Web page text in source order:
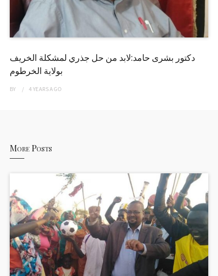
دكتور بشرى حامد:لابد من حل جذري لمشكلة الخريف
بولاية الخرطوم
BY 4 YEARSAGO
More Posts